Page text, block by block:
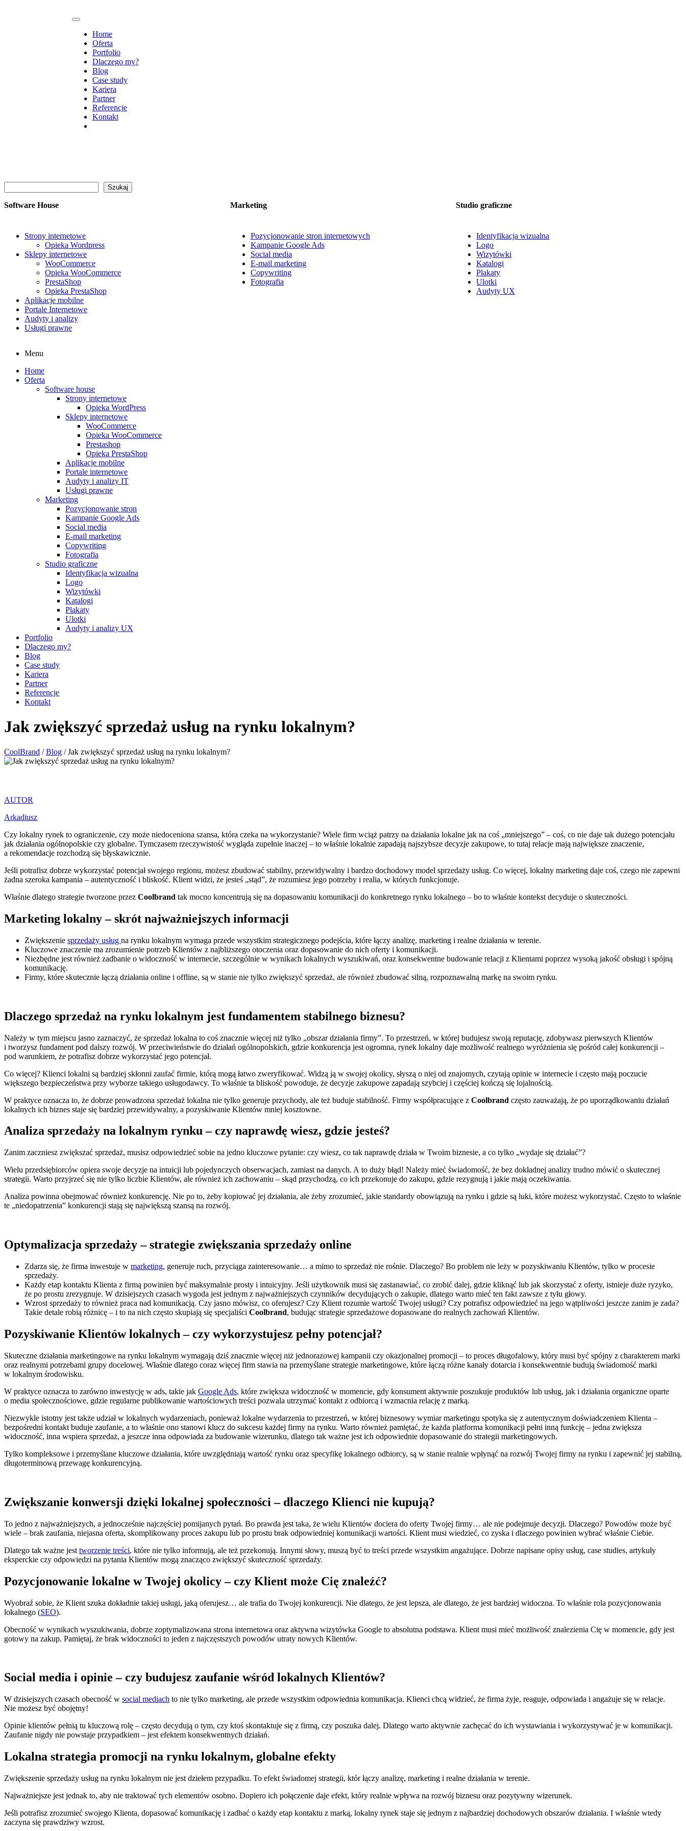
Home
Oferta
Portfolio
Dlaczego my?
Blog
Case study
Kariera
Partner
Referencje
Kontakt
Szukaj
Software House
Strony internetowe
Opieka Wordpress
Sklepy internetowe
WooCommerce
Opieka WooCommerce
PrestaShop
Opieka PrestaShop
Aplikacje mobilne
Portale Internetowe
Audyty i analizy
Usługi prawne
Marketing
Pozycjonowanie stron internetowych
Kampanie Google Ads
Social media
E-mail marketing
Copywriting
Fotografia
Studio graficzne
Identyfikacja wizualna
Logo
Wizytówki
Katalogi
Plakaty
Ulotki
Audyty UX
Menu
Home
Oferta
Software house
Strony internetowe
Opieka WordPress
Sklepy internetowe
WooCommerce
Opieka WooCommerce
Prestashop
Opieka PrestaShop
Aplikacje mobilne
Portale internetowe
Audyty i analizy IT
Usługi prawne
Marketing
Pozycjonowanie stron
Kampanie Google Ads
Social media
E-mail marketing
Copywriting
Fotografia
Studio graficzne
Identyfikacja wizualna
Logo
Wizytówki
Katalogi
Plakaty
Ulotki
Audyty i analizy UX
Portfolio
Dlaczego my?
Blog
Case study
Kariera
Partner
Referencje
Kontakt
Jak zwiększyć sprzedaż usług na rynku lokalnym?
CoolBrand /Blog /Jak zwiększyć sprzedaż usług na rynku lokalnym?
AUTOR
Arkadiusz
Czy lokalny rynek to ograniczenie, czy może niedoceniona szansa, która czeka na wykorzystanie? Wiele firm wciąż patrzy na działania lokalne jak na coś „mniejszego” – coś, co nie daje tak dużego potencjału
jak działania ogólnopolskie czy globalne. Tymczasem rzeczywistość wygląda zupełnie inaczej – to właśnie lokalnie zapadają najszybsze decyzje zakupowe, to tutaj relacje mają największe znaczenie,
a rekomendacje rozchodzą się błyskawicznie.
Jeśli potrafisz dobrze wykorzystać potencjał swojego regionu, możesz zbudować stabilny, przewidywalny i bardzo dochodowy model sprzedaży usług. Co więcej, lokalny marketing daje coś, czego nie zapewni
żadna szeroka kampania – autentyczność i bliskość. Klient widzi, że jesteś „stąd”, że rozumiesz jego potrzeby i realia, w których funkcjonuje.
Właśnie dlatego strategie tworzone przez Coolbrand tak mocno koncentrują się na dopasowaniu komunikacji do konkretnego rynku lokalnego – bo to właśnie kontekst decyduje o skuteczności.
Marketing lokalny – skrót najważniejszych informacji
Zwiększenie sprzedaży usług na rynku lokalnym wymaga przede wszystkim strategicznego podejścia, które łączy analizę, marketing i realne działania w terenie.
Kluczowe znaczenie ma zrozumienie potrzeb Klientów z najbliższego otoczenia oraz dopasowanie do nich oferty i komunikacji.
Niezbędne jest również zadbanie o widoczność w internecie, szczególnie w wynikach lokalnych wyszukiwań, oraz konsekwentne budowanie relacji z Klientami poprzez wysoką jakość obsługi i spójną
komunikację.
Firmy, które skutecznie łączą działania online i offline, są w stanie nie tylko zwiększyć sprzedaż, ale również zbudować silną, rozpoznawalną markę na swoim rynku.
Dlaczego sprzedaż na rynku lokalnym jest fundamentem stabilnego biznesu?
Należy w tym miejscu jasno zaznaczyć, że sprzedaż lokalna to coś znacznie więcej niż tylko „obszar działania firmy”. To przestrzeń, w której budujesz swoją reputację, zdobywasz pierwszych Klientów
i tworzysz fundament pod dalszy rozwój. W przeciwieństwie do działań ogólnopolskich, gdzie konkurencja jest ogromna, rynek lokalny daje możliwość realnego wyróżnienia się pośród całej konkurencji –
pod warunkiem, że potrafisz dobrze wykorzystać jego potencjał.
Co więcej? Klienci lokalni są bardziej skłonni zaufać firmie, którą mogą łatwo zweryfikować. Widzą ją w swojej okolicy, słyszą o niej od znajomych, czytają opinie w internecie i często mają poczucie
większego bezpieczeństwa przy wyborze takiego usługodawcy. To właśnie ta bliskość powoduje, że decyzje zakupowe zapadają szybciej i częściej kończą się lojalnością.
W praktyce oznacza to, że dobrze prowadzona sprzedaż lokalna nie tylko generuje przychody, ale też buduje stabilność. Firmy współpracujące z Coolbrand często zauważają, że po uporządkowaniu działań
lokalnych ich biznes staje się bardziej przewidywalny, a pozyskiwanie Klientów mniej kosztowne.
Analiza sprzedaży na lokalnym rynku – czy naprawdę wiesz, gdzie jesteś?
Zanim zaczniesz zwiększać sprzedaż, musisz odpowiedzieć sobie na jedno kluczowe pytanie: czy wiesz, co tak naprawdę działa w Twoim biznesie, a co tylko „wydaje się działać”?
Wielu przedsiębiorców opiera swoje decyzje na intuicji lub pojedynczych obserwacjach, zamiast na danych. A to duży błąd! Należy mieć świadomość, że bez dokładnej analizy trudno mówić o skutecznej
strategii. Warto przyjrzeć się nie tylko liczbie Klientów, ale również ich zachowaniu – skąd przychodzą, co ich przekonuje do zakupu, gdzie rezygnują i jakie mają oczekiwania.
Analiza powinna obejmować również konkurencję. Nie po to, żeby kopiować jej działania, ale żeby zrozumieć, jakie standardy obowiązują na rynku i gdzie są luki, które możesz wykorzystać. Często to właśnie
te „niedopatrzenia” konkurencji stają się największą szansą na rozwój.
Optymalizacja sprzedaży – strategie zwiększania sprzedaży online
Zdarza się, że firma inwestuje w marketing, generuje ruch, przyciąga zainteresowanie… a mimo to sprzedaż nie rośnie. Dlaczego? Bo problem nie leży w pozyskiwaniu Klientów, tylko w procesie
sprzedaży.
Każdy etap kontaktu Klienta z firmą powinien być maksymalnie prosty i intuicyjny. Jeśli użytkownik musi się zastanawiać, co zrobić dalej, gdzie kliknąć lub jak skorzystać z oferty, istnieje duże ryzyko,
że po prostu zrezygnuje. W dzisiejszych czasach wygoda jest jednym z najważniejszych czynników decydujących o zakupie, dlatego warto mieć ten fakt zawsze z tyłu głowy.
Wzrost sprzedaży to również praca nad komunikacją. Czy jasno mówisz, co oferujesz? Czy Klient rozumie wartość Twojej usługi? Czy potrafisz odpowiedzieć na jego wątpliwości jeszcze zanim je zada?
Takie detale robią różnicę – i to na nich często skupiają się specjaliści Coolbrand, budując strategie sprzedażowe dopasowane do realnych zachowań Klientów.
Pozyskiwanie Klientów lokalnych – czy wykorzystujesz pełny potencjał?
Skuteczne działania marketingowe na rynku lokalnym wymagają dziś znacznie więcej niż jednorazowej kampanii czy okazjonalnej promocji – to proces długofalowy, który musi być spójny z charakterem marki
oraz realnymi potrzebami grupy docelowej. Właśnie dlatego coraz więcej firm stawia na przemyślane strategie marketingowe, które łączą różne kanały dotarcia i konsekwentnie budują świadomość marki
w lokalnym środowisku.
W praktyce oznacza to zarówno inwestycję w ads, takie jak Google Ads, które zwiększa widoczność w momencie, gdy konsument aktywnie poszukuje produktów lub usług, jak i działania organiczne oparte
o media społecznościowe, gdzie regularne publikowanie wartościowych treści pozwala utrzymać kontakt z odbiorcą i wzmacnia relację z marką.
Niezwykle istotny jest także udział w lokalnych wydarzeniach, ponieważ lokalne wydarzenia to przestrzeń, w której biznesowy wymiar marketingu spotyka się z autentycznym doświadczeniem Klienta –
bezpośredni kontakt buduje zaufanie, a to właśnie ono stanowi klucz do sukcesu każdej firmy na rynku. Warto również pamiętać, że każda platforma komunikacji pełni inną funkcję – jedna zwiększa
widoczność, inna wspiera sprzedaż, a jeszcze inna odpowiada za budowanie wizerunku, dlatego tak ważne jest ich odpowiednie dopasowanie do strategii marketingowych.
Tylko kompleksowe i przemyślane kluczowe działania, które uwzględniają wartość rynku oraz specyfikę lokalnego odbiorcy, są w stanie realnie wpłynąć na rozwój Twojej firmy na rynku i zapewnić jej stabilną,
długoterminową przewagę konkurencyjną.
Zwiększanie konwersji dzięki lokalnej społeczności – dlaczego Klienci nie kupują?
To jedno z najważniejszych, a jednocześnie najczęściej pomijanych pytań. Bo prawda jest taka, że wielu Klientów dociera do oferty Twojej firmy… ale nie podejmuje decyzji. Dlaczego? Powodów może być
wiele – brak zaufania, niejasna oferta, skomplikowany proces zakupu lub po prostu brak odpowiedniej komunikacji wartości. Klient musi wiedzieć, co zyska i dlaczego powinien wybrać właśnie Ciebie.
Dlatego tak ważne jest tworzenie treści, które nie tylko informują, ale też przekonują. Innymi słowy, muszą być to treści przede wszystkim angażujące. Dobrze napisane opisy usług, case studies, artykuły
eksperckie czy odpowiedzi na pytania Klientów mogą znacząco zwiększyć skuteczność sprzedaży.
Pozycjonowanie lokalne w Twojej okolicy – czy Klient może Cię znaleźć?
Wyobraź sobie, że Klient szuka dokładnie takiej usługi, jaką oferujesz… ale trafia do Twojej konkurencji. Nie dlatego, że jest lepsza, ale dlatego, że jest bardziej widoczna. To właśnie rola pozycjonowania
lokalnego (SEO).
Obecność w wynikach wyszukiwania, dobrze zoptymalizowana strona internetowa oraz aktywna wizytówka Google to absolutna podstawa. Klient musi mieć możliwość znalezienia Cię w momencie, gdy jest
gotowy na zakup. Pamiętaj, że brak widoczności to jeden z najczęstszych powodów utraty nowych Klientów.
Social media i opinie – czy budujesz zaufanie wśród lokalnych Klientów?
W dzisiejszych czasach obecność w social mediach to nie tylko marketing, ale przede wszystkim odpowiednia komunikacja. Klienci chcą widzieć, że firma żyje, reaguje, odpowiada i angażuje się w relacje.
Nie możesz być obojętny!
Opinie klientów pełnią tu kluczową rolę – często decydują o tym, czy ktoś skontaktuje się z firmą, czy poszuka dalej. Dlatego warto aktywnie zachęcać do ich wystawiania i wykorzystywać je w komunikacji.
Zaufanie nigdy nie powstaje przypadkiem – jest efektem konsekwentnych działań.
Lokalna strategia promocji na rynku lokalnym, globalne efekty
Zwiększenie sprzedaży usług na rynku lokalnym nie jest dziełem przypadku. To efekt świadomej strategii, któr łączy analizę, marketing i realne działania w terenie.
Najważniejsze jest jednak to, aby nie traktować tych elementów osobno. Dopiero ich połączenie daje efekt, który realnie wpływa na rozwój biznesu oraz pozytywny wizerunek.
Jeśli potrafisz zrozumieć swojego Klienta, dopasować komunikację i zadbać o każdy etap kontaktu z marką, lokalny rynek staje się jednym z najbardziej dochodowych obszarów działania. I właśnie wtedy
zaczyna się prawdziwy wzrost.